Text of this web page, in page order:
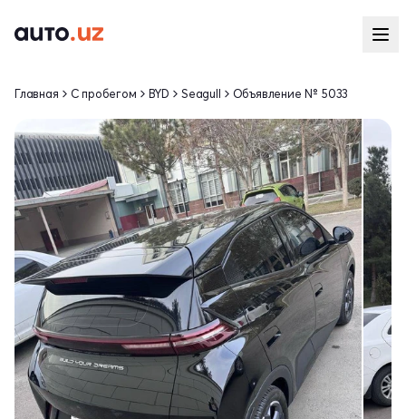
Главная С пробегом BYD Seagull Объявление № 5033